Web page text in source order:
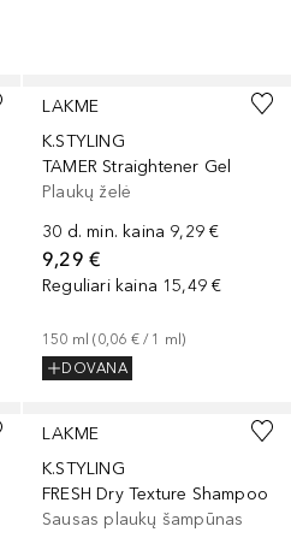
LAKME
K.STYLING
TAMER Straightener Gel
Plaukų želė
30 d. min. kaina 9,29 €
9,29 €
Reguliari kaina 15,49 €
150 ml (0,06 € / 1 ml)
DOVANA
LAKME
K.STYLING
FRESH Dry Texture Shampoo
Sausas plaukų šampūnas